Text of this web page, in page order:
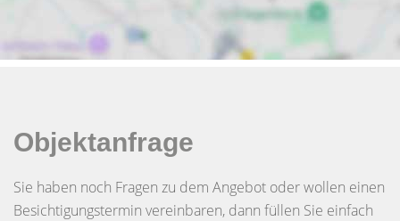
Objektanfrage
Sie haben noch Fragen zu dem Angebot oder wollen einen
Besichtigungstermin vereinbaren, dann füllen Sie einfach